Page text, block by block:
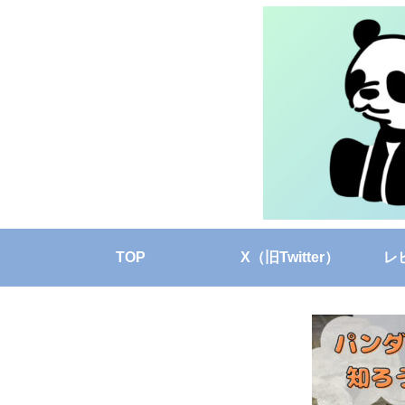
TOP X（旧Twitter） レ